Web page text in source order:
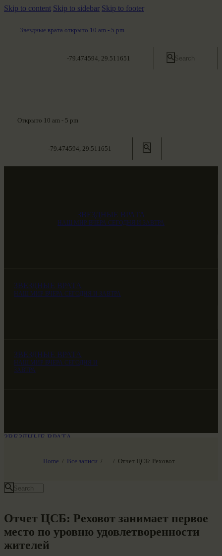
Skip to content Skip to sidebar Skip to footer
Звездные врата открыто 10 am - 5 pm
-79.474594, 29.511651
Открыто 10 am - 5 pm
-79.474594, 29.511651
ЗВЕЗДНЫЕ ВРАТА
НАШ МИР ВЧЕРА СЕГОДНЯ И ЗАВТРА
ЗВЕЗДНЫЕ ВРАТА
НАШ МИР ВЧЕРА СЕГОДНЯ И ЗАВТРА
ЗВЕЗДНЫЕ ВРАТА
НАШ МИР ВЧЕРА СЕГОДНЯ И
ЗАВТРА
Home Все записи Отчет ЦСБ: Реховот...
ЗВЕЗДНЫЕ ВРАТА
Отчет ЦСБ: Реховот занимает первое
место по уровню удовлетворенности
жителей